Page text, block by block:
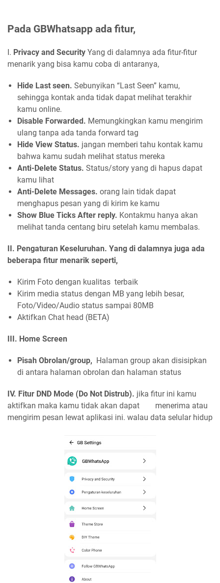
Pada GBWhatsapp ada fitur,
I. Privacy and Security Yang di dalamnya ada fitur-fitur
menarik yang bisa kamu coba di antaranya,
Hide Last seen. Sebunyikan “Last Seen” kamu,
sehingga kontak anda tidak dapat melihat terakhir
kamu online.
Disable Forwarded. Memungkingkan kamu mengirim
ulang tanpa ada tanda forward tag
Hide View Status. jangan memberi tahu kontak kamu
bahwa kamu sudah melihat status mereka
Anti-Delete Status. Status/story yang di hapus dapat
kamu lihat
Anti-Delete Messages. orang lain tidak dapat
menghapus pesan yang di kirim ke kamu
Show Blue Ticks After reply. Kontakmu hanya akan
melihat tanda centang biru setelah kamu membalas.
II. Pengaturan Keseluruhan. Yang di dalamnya juga ada
beberapa fitur menarik seperti,
Kirim Foto dengan kualitas terbaik
Kirim media status dengan MB yang lebih besar,
Foto/Video/Audio status sampai 80MB
Aktifkan Chat head (BETA)
III. Home Screen
Pisah Obrolan/group, Halaman group akan disisipkan
di antara halaman obrolan dan halaman status
IV. Fitur DND Mode (Do Not Distrub). jika fitur ini kamu
aktifkan maka kamu tidak akan dapat menerima atau
mengirim pesan lewat aplikasi ini. walau data selular hidup